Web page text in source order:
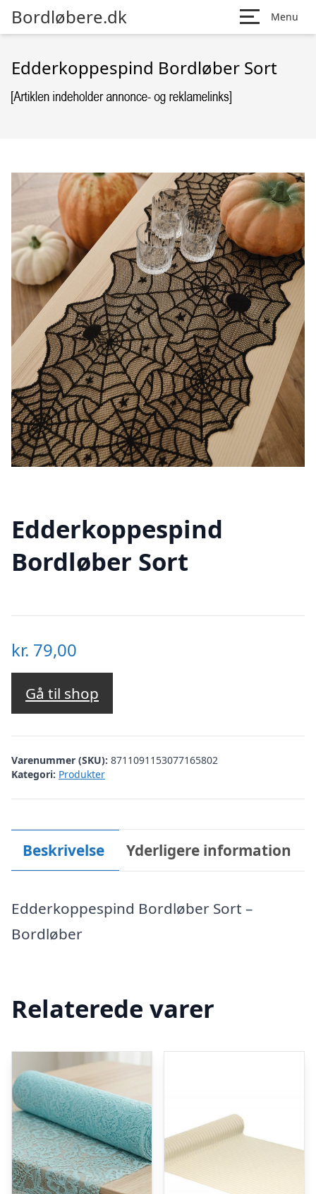
Bordløbere.dk Menu
Edderkoppespind Bordløber Sort
Edderkoppespind
Bordløber Sort
kr. 79,00
Gå til shop
Varenummer (SKU): 8711091153077165802
Kategori: Produkter
Beskrivelse Yderligere information
Edderkoppespind Bordløber Sort –
Bordløber
Relaterede varer